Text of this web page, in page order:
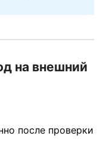
на внешний
после проверки